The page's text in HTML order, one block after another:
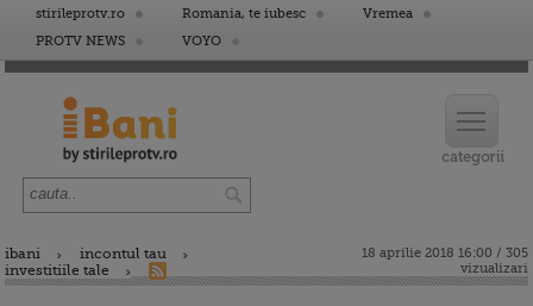
stirileprotv.ro Romania, te iubesc
Vremea
PROTV NEWS
VOYO
ibani
incontul tau
investitiile tale
18 aprilie 2018 16:00 / 305
vizualizari